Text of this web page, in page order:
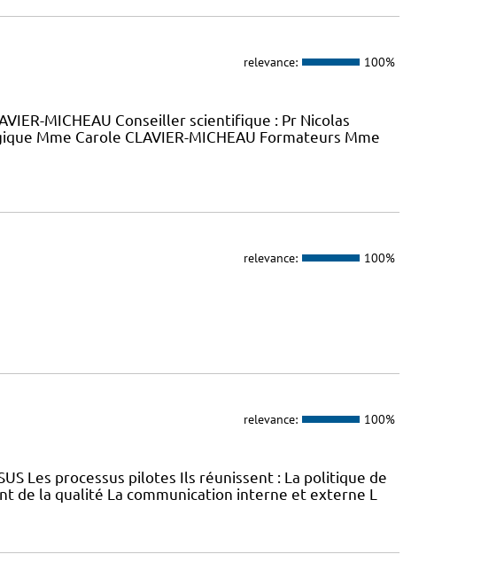
relevance: 100%
MICHEAU Conseiller scientifique : Pr Nicolas
Mme Carole CLAVIER-MICHEAU Formateurs Mme
relevance: 100%
relevance: 100%
Les processus pilotes Ils réunissent : La politique de
de la qualité La communication interne et externe L